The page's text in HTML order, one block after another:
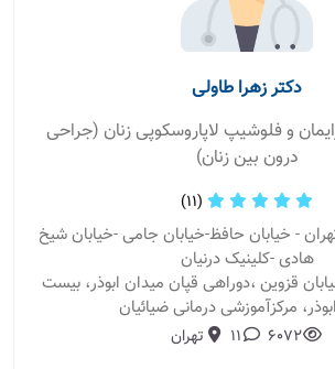
دکتر زهرا طاولی
و فلوشیپ لاپاروسکوپی زنان (جراحی
درون بین زنان)
(11)
- تهران - خیابان حافظ-خیابان جامی -خیابان شیخ
هادی -کلینیک درنیان
- خیابان قزوین ،دوراهی قپان میدان ابوذر، بیست
مرکزآموزشی درمانی ضیائیان
6072
11 تهران